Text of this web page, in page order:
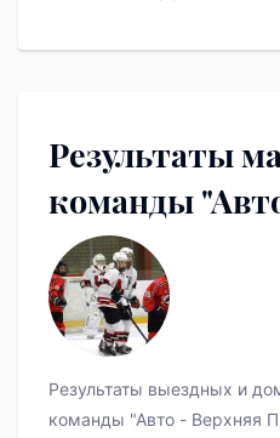
Результаты
команды
Пышма" в
выходные
Результаты выездных и
команды "Авто - Верхняя